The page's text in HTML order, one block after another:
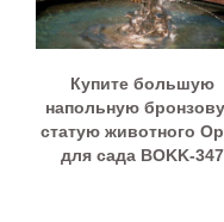
Купите большую
напольную
статую животного
для сада BOKK-347